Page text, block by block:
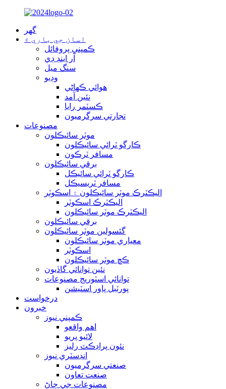
گهر
اسان جي باري ۾
ڪمپني پروفائل
آر اينڊ ڊي
سنگ ميل
وڊيو
هوائي ڪهاڻي
نئين آمد
ڪسٽمر رايا
تجارتي سرگرميون
مصنوعات
موٽر سائيڪلون
ڪارگو ٽرائي سائيڪلون
مسافر ٽرڪون
برقي سائيڪلون
ڪارگو ٽرائي سائيڪل
مسافر ٽريسيڪل
اليڪٽرڪ موٽر سائيڪلون ۽ اسڪوٽر
اليڪٽرڪ اسڪوٽر
اليڪٽرڪ موٽر سائيڪلون
برقي سائيڪلون
گئسولين موٽر سائيڪلون
معياري موٽر سائيڪلون
اسڪوٽر
ڪڇ موٽر سائيڪلون
نئين توانائي گاڏيون
توانائي اسٽوريج مصنوعات
پورٽبل پاور اسٽيشن
درخواست
خبرون
ڪمپني نيوز
اهم واقعو
لائيو پريو
نئون پراڊڪٽ رليز
انڊسٽري نيوز
صنعتي سرگرميون
صنعت تعاون
مصنوعات جي ڄاڻ